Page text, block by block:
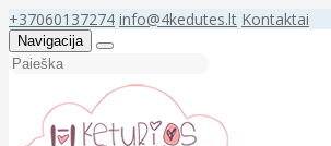
+37060137274 info@4kedutes.lt Kontaktai
Navigacija